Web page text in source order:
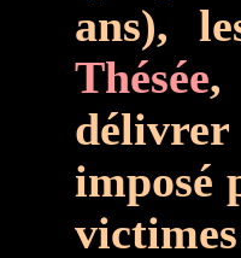
ans),
Thésée,
imposé